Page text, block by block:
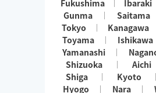
Fukushima
Ibaraki
Gunma
Saitama
Tokyo
Kanagawa
Toyama
Ishikawa
Yamanashi
Shizuoka
Aichi
Shiga
Kyoto
Hyogo
Nara